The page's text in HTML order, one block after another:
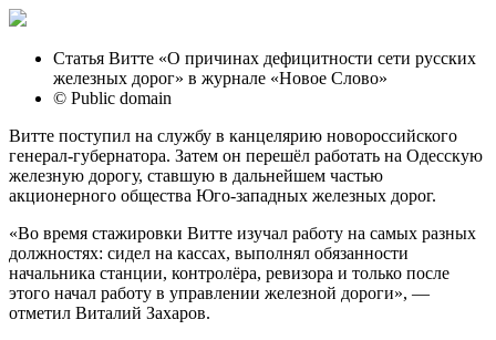
Статья Витте «О причинах дефицитности сети русских
железных дорог» в журнале «Новое Слово»
© Public domain
Витте поступил на службу в канцелярию новороссийского
генерал-губернатора. Затем он перешёл работать на Одесскую
железную дорогу, ставшую в дальнейшем частью
акционерного общества Юго-западных железных дорог.
«Во время стажировки Витте изучал работу на самых разных
должностях: сидел на кассах, выполнял обязанности
начальника станции, контролёра, ревизора и только после
этого начал работу в управлении железной дороги», —
отметил Виталий Захаров.